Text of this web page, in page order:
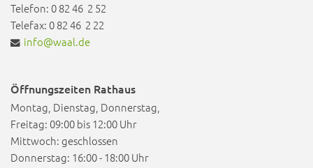
Telefon: 0 82 46 2 52
Telefax: 0 82 46 2 22
info@waal.de
Öffnungszeiten Rathaus
Montag, Dienstag, Donnerstag,
Freitag: 09:00 bis 12:00 Uhr
Mittwoch: geschlossen
Donnerstag: 16:00 - 18:00 Uhr